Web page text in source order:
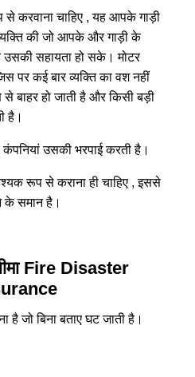
करवाना चाहिए , यह आपके गाड़ी
की जो आपके और गाड़ी के
उसकी सहायता हो सके। मोटर
पर कई बार व्यक्ति का वश नहीं
बाहर हो जाती है और किसी बड़ी
है।
उसकी भरपाई करती है।
रूप से कराना ही चाहिए , इससे
के समान है।
Fire Disaster
है जो बिना बताए घट जाती है।